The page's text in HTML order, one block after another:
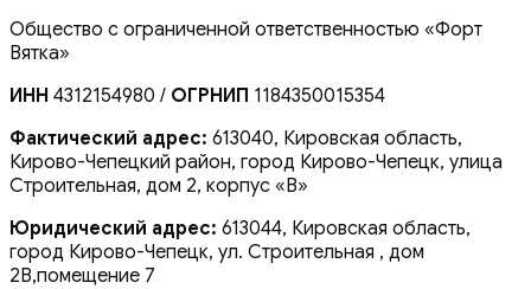
Общество с ограниченной ответственностью «Форт
Вятка»
ИНН 4312154980 / ОГРНИП 1184350015354
Фактический адрес: 613040, Кировская область,
Кирово-Чепецкий район, город Кирово-Чепецк, улица
Строительная, дом 2, корпус «В»
Юридический адрес: 613044, Кировская область,
город Кирово-Чепецк, ул. Строительная , дом
2В,помещение 7